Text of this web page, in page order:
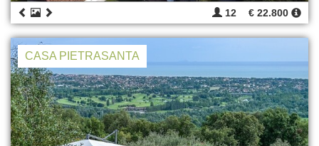
12 € 22.800
CASA PIETRASANTA